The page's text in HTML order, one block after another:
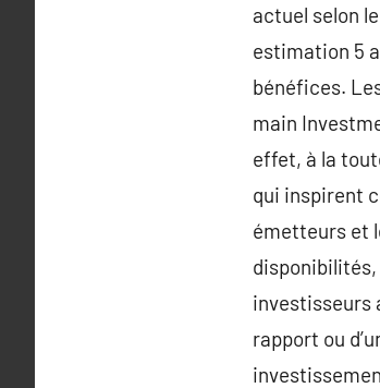
actuel selon
estimation 5
bénéfices.
main
effet, à la
qui inspirent
émetteurs et
disponibilités,
investisseurs
rapport ou